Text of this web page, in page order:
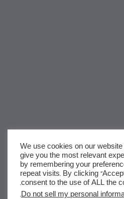
אתר שומר שבת
We use cookies on our website
give you the most relevant
by remembering your
repeat visits. By clicking
consent to the use of ALL the
Do not sell my personal
.